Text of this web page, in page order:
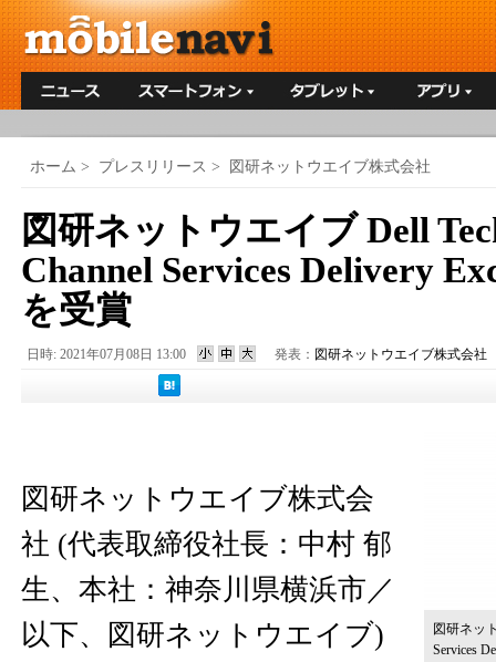
ホーム > プレスリリース > 図研ネットウエイブ株式会社
図研ネットウエイブ Dell
Channel Services Delivery
を受賞
日時: 2021年07月08日 13:00 発表： 図研ネットウエイブ株式会社
図研ネッ
Services
図研ネットウエイブ株式会
社 (代表取締役社長：中村 郁
生、本社：神奈川県横浜市／
以下、図研ネットウエイブ)